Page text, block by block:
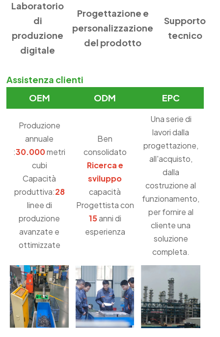
Laboratorio
di
produzione
digitale
Progettazione e
personalizzazione
del prodotto
Supporto
tecnico
Assistenza clienti
OEM
ODM EPC
Produzione
annuale
:30.000metri
cubi
Capacità
produttiva:28
linee di
produzione
avanzate e
ottimizzate
Ben
consolidato
Ricerca e
sviluppo
capacità
Progettista con
15anni di
esperienza
Una serie di
lavori dalla
progettazione,
all'acquisto,
dalla
costruzione al
funzionamento,
per fornire al
cliente una
soluzione
completa.